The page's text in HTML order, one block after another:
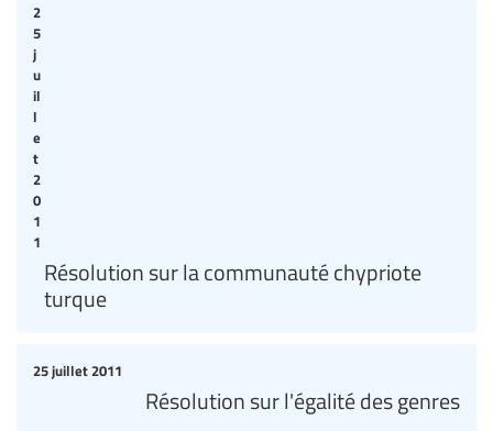
2
5
j
u
il
l
e
t
2
0
1
1
Résolution sur la communauté chypriote
turque
25 juillet 2011
Résolution sur l'égalité des genres